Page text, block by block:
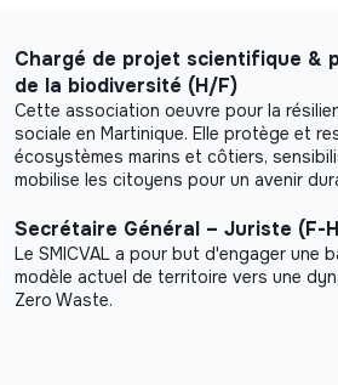
Chargé de projet scientifique &
de la biodiversité (H/F)
Cette association oeuvre pour la
sociale en Martinique. Elle protège et
écosystèmes marins et côtiers,
mobilise les citoyens pour un avenir
Secrétaire Général – Juriste (F-
Le SMICVAL a pour but d'engager une
modèle actuel de territoire vers une
Zero Waste.